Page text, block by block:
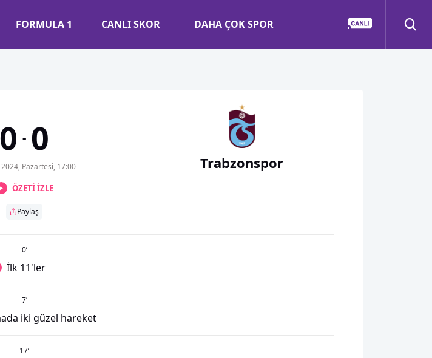
FORMULA 1 CANLI SKOR DAHA ÇOK SPOR
0 - 0
Pazartesi, 17:00
ÖZETİ İZLE
Paylaş
Trabzonspor
0’
İlk 11'ler
7’
iki güzel hareket
17’